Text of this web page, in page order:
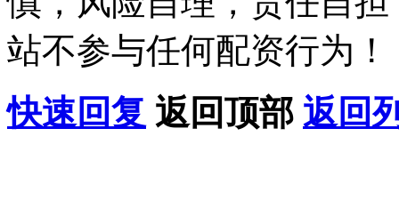
站不参与任何配资行为！
快速回复 返回顶部 返回